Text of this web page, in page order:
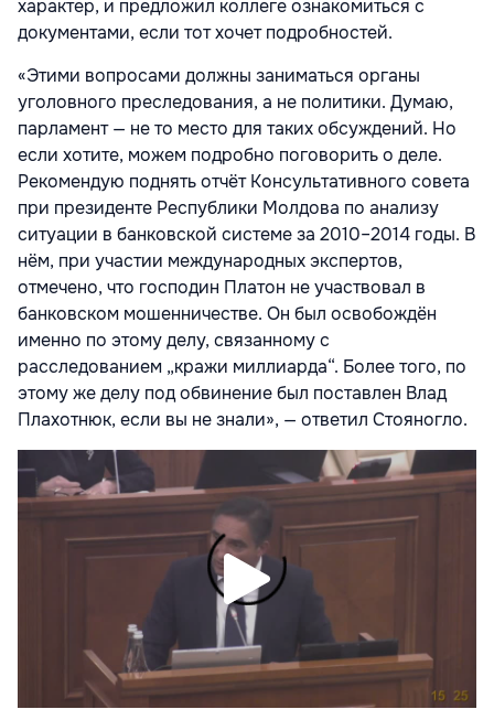
характер, и предложил коллеге ознакомиться с
документами, если тот хочет подробностей.
«Этими вопросами должны заниматься органы
уголовного преследования, а не политики. Думаю,
парламент — не то место для таких обсуждений. Но
если хотите, можем подробно поговорить о деле.
Рекомендую поднять отчёт Консультативного совета
при президенте Республики Молдова по анализу
ситуации в банковской системе за 2010–2014 годы. В
нём, при участии международных экспертов,
отмечено, что господин Платон не участвовал в
банковском мошенничестве. Он был освобождён
именно по этому делу, связанному с
расследованием „кражи миллиарда“. Более того, по
этому же делу под обвинение был поставлен Влад
Плахотнюк, если вы не знали», — ответил Стояногло.